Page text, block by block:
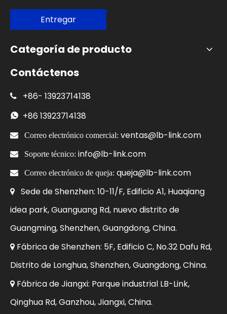
Entregar
Categoría de producto
Contáctenos
 +86- 13923714138
 +86 13923714138
 Correo electrónico comercial: ventas@lb-link.com
 Soporte técnico: info@lb-link.com
 Correo electrónico de queja: queja@lb-link.com
 Sede de Shenzhen: 10-11/F, Edificio A1, Huaqiang
idea park, Guanguang Rd, nuevo distrito de
Guangming, Shenzhen, Guangdong, China.
 Fábrica de Shenzhen: 5F, Edificio C, No.32 Dafu Rd,
Distrito de Longhua, Shenzhen, Guangdong, China.
 Fábrica de Jiangxi: Parque industrial LB-Link,
Qinghua Rd, Ganzhou, Jiangxi, China.